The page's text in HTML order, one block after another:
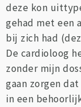
deze kon
gehad met een
bij zich had
De cardioloog
zonder mijn
gaan zorgen
in een